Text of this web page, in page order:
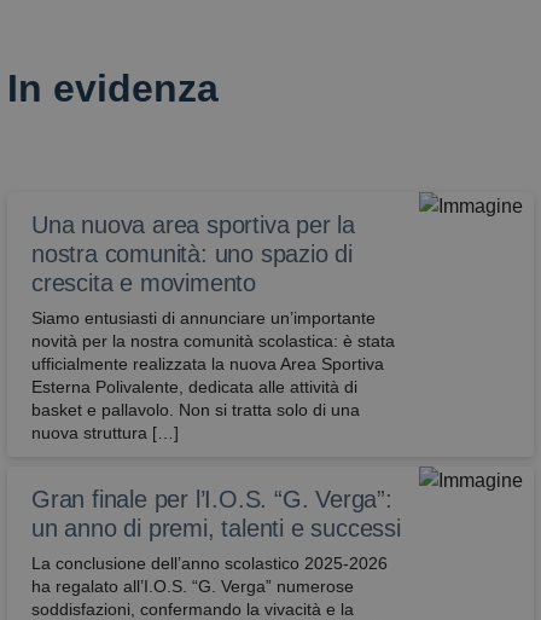
In evidenza
Una nuova area sportiva per la
nostra comunità: uno spazio di
crescita e movimento
Siamo entusiasti di annunciare un’importante
novità per la nostra comunità scolastica: è stata
ufficialmente realizzata la nuova Area Sportiva
Esterna Polivalente, dedicata alle attività di
basket e pallavolo. ​Non si tratta solo di una
nuova struttura […]
Gran finale per l’I.O.S. “G. Verga”:
un anno di premi, talenti e successi
La conclusione dell’anno scolastico 2025-2026
ha regalato all’I.O.S. “G. Verga” numerose
soddisfazioni, confermando la vivacità e la